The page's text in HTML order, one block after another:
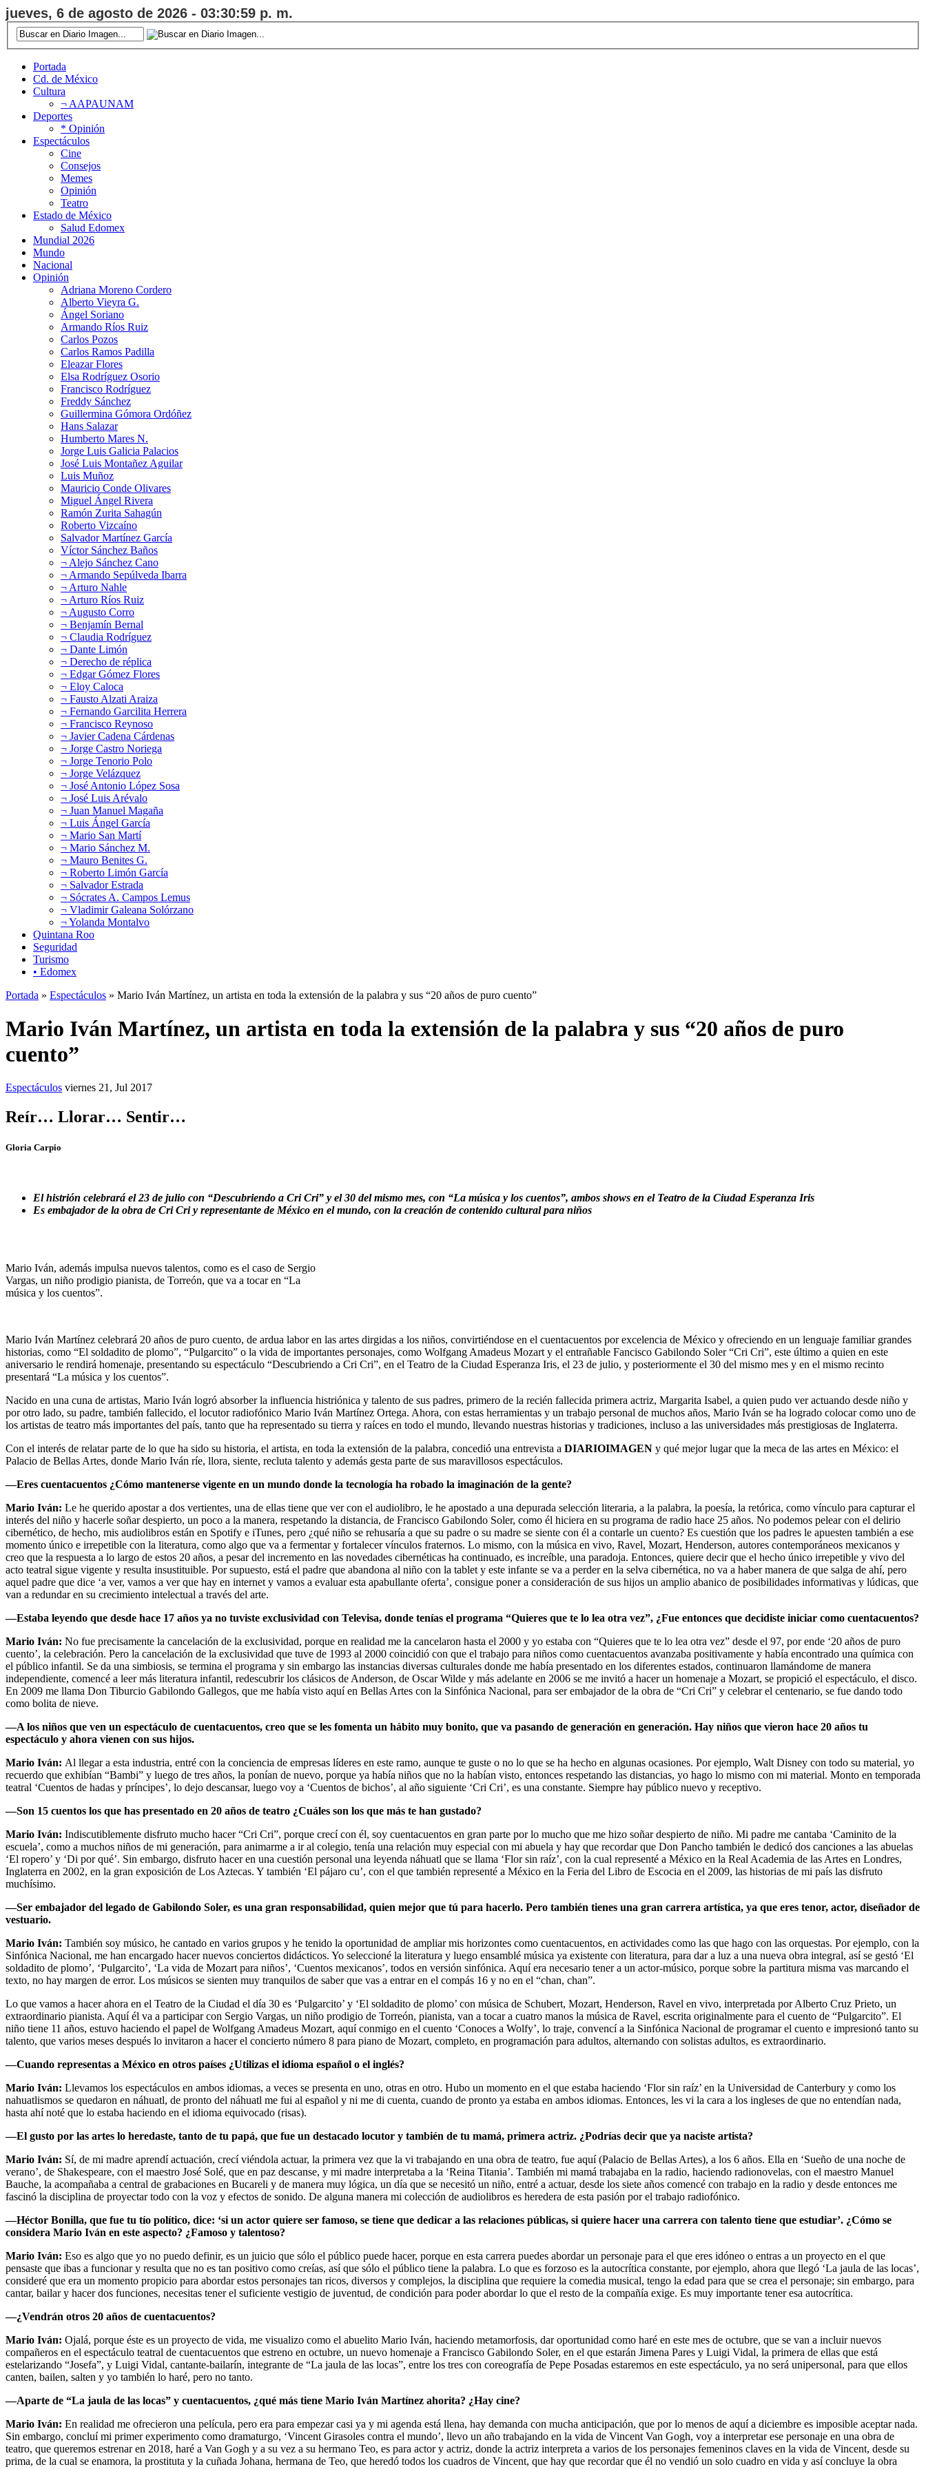
jueves, 6 de agosto de 2026 - 03:31:00 p. m.
Portada
Cd. de México
Cultura
¬ AAPAUNAM
Deportes
* Opinión
Espectáculos
Cine
Consejos
Memes
Opinión
Teatro
Estado de México
Salud Edomex
Mundial 2026
Mundo
Nacional
Opinión
Adriana Moreno Cordero
Alberto Vieyra G.
Ángel Soriano
Armando Ríos Ruiz
Carlos Pozos
Carlos Ramos Padilla
Eleazar Flores
Elsa Rodríguez Osorio
Francisco Rodríguez
Freddy Sánchez
Guillermina Gómora Ordóñez
Hans Salazar
Humberto Mares N.
Jorge Luis Galicia Palacios
José Luis Montañez Aguilar
Luis Muñoz
Mauricio Conde Olivares
Miguel Ángel Rivera
Ramón Zurita Sahagún
Roberto Vizcaíno
Salvador Martínez García
Víctor Sánchez Baños
¬ Alejo Sánchez Cano
¬ Armando Sepúlveda Ibarra
¬ Arturo Nahle
¬ Arturo Ríos Ruiz
¬ Augusto Corro
¬ Benjamín Bernal
¬ Claudia Rodríguez
¬ Dante Limón
¬ Derecho de réplica
¬ Edgar Gómez Flores
¬ Eloy Caloca
¬ Fausto Alzati Araiza
¬ Fernando Garcilita Herrera
¬ Francisco Reynoso
¬ Javier Cadena Cárdenas
¬ Jorge Castro Noriega
¬ Jorge Tenorio Polo
¬ Jorge Velázquez
¬ José Antonio López Sosa
¬ José Luis Arévalo
¬ Juan Manuel Magaña
¬ Luis Ángel García
¬ Mario San Martí
¬ Mario Sánchez M.
¬ Mauro Benites G.
¬ Roberto Limón García
¬ Salvador Estrada
¬ Sócrates A. Campos Lemus
¬ Vladimir Galeana Solórzano
¬ Yolanda Montalvo
Quintana Roo
Seguridad
Turismo
• Edomex
Portada » Espectáculos » Mario Iván Martínez, un artista en toda la extensión de la palabra y sus “20 años de puro cuento”
Mario Iván Martínez, un artista en toda la extensión de la palabra y sus “20 años de puro
cuento”
Espectáculos viernes 21, Jul 2017
Reír… Llorar… Sentir…
Gloria Carpio
El histrión celebrará el 23 de julio con “Descubriendo a Cri Cri” y el 30 del mismo mes, con “La música y los cuentos”, ambos shows en el Teatro de la Ciudad Esperanza Iris
Es embajador de la obra de Cri Cri y representante de México en el mundo, con la creación de contenido cultural para niños
Mario Iván, además impulsa nuevos talentos, como es el caso de Sergio
Vargas, un niño prodigio pianista, de Torreón, que va a tocar en “La
música y los cuentos”.
Mario Iván Martínez celebrará 20 años de puro cuento, de ardua labor en las artes dirgidas a los niños, convirtiéndose en el cuentacuentos por excelencia de México y ofreciendo en un lenguaje familiar grandes
historias, como “El soldadito de plomo”, “Pulgarcito” o la vida de importantes personajes, como Wolfgang Amadeus Mozart y el entrañable Fancisco Gabilondo Soler “Cri Cri”, este último a quien en este
aniversario le rendirá homenaje, presentando su espectáculo “Descubriendo a Cri Cri”, en el Teatro de la Ciudad Esperanza Iris, el 23 de julio, y posteriormente el 30 del mismo mes y en el mismo recinto
presentará “La música y los cuentos”.
Nacido en una cuna de artistas, Mario Iván logró absorber la influencia histriónica y talento de sus padres, primero de la recién fallecida primera actriz, Margarita Isabel, a quien pudo ver actuando desde niño y
por otro lado, su padre, también fallecido, el locutor radiofónico Mario Iván Martínez Ortega. Ahora, con estas herramientas y un trabajo personal de muchos años, Mario Iván se ha logrado colocar como uno de
los artistas de teatro más importantes del país, tanto que ha representado su tierra y raíces en todo el mundo, llevando nuestras historias y tradiciones, incluso a las universidades más prestigiosas de Inglaterra.
Con el interés de relatar parte de lo que ha sido su historia, el artista, en toda la extensión de la palabra, concedió una entrevista a DIARIOIMAGEN y qué mejor lugar que la meca de las artes en México: el
Palacio de Bellas Artes, donde Mario Iván ríe, llora, siente, recluta talento y además gesta parte de sus maravillosos espectáculos.
—Eres cuentacuentos ¿Cómo mantenerse vigente en un mundo donde la tecnología ha robado la imaginación de la gente?
Mario Iván: Le he querido apostar a dos vertientes, una de ellas tiene que ver con el audiolibro, le he apostado a una depurada selección literaria, a la palabra, la poesía, la retórica, como vínculo para capturar el
interés del niño y hacerle soñar despierto, un poco a la manera, respetando la distancia, de Francisco Gabilondo Soler, como él hiciera en su programa de radio hace 25 años. No podemos pelear con el delirio
cibernético, de hecho, mis audiolibros están en Spotify e iTunes, pero ¿qué niño se rehusaría a que su padre o su madre se siente con él a contarle un cuento? Es cuestión que los padres le apuesten también a ese
momento único e irrepetible con la literatura, como algo que va a fermentar y fortalecer vínculos fraternos. Lo mismo, con la música en vivo, Ravel, Mozart, Henderson, autores contemporáneos mexicanos y
creo que la respuesta a lo largo de estos 20 años, a pesar del incremento en las novedades cibernéticas ha continuado, es increíble, una paradoja. Entonces, quiere decir que el hecho único irrepetible y vivo del
acto teatral sigue vigente y resulta insustituible. Por supuesto, está el padre que abandona al niño con la tablet y este infante se va a perder en la selva cibernética, no va a haber manera de que salga de ahí, pero
aquel padre que dice ‘a ver, vamos a ver que hay en internet y vamos a evaluar esta apabullante oferta’, consigue poner a consideración de sus hijos un amplio abanico de posibilidades informativas y lúdicas, que
van a redundar en su crecimiento intelectual a través del arte.
—Estaba leyendo que desde hace 17 años ya no tuviste exclusividad con Televisa, donde tenías el programa “Quieres que te lo lea otra vez”, ¿Fue entonces que decidiste iniciar como cuentacuentos?
Mario Iván: No fue precisamente la cancelación de la exclusividad, porque en realidad me la cancelaron hasta el 2000 y yo estaba con “Quieres que te lo lea otra vez” desde el 97, por ende ‘20 años de puro
cuento’, la celebración. Pero la cancelación de la exclusividad que tuve de 1993 al 2000 coincidió con que el trabajo para niños como cuentacuentos avanzaba positivamente y había encontrado una química con
el público infantil. Se da una simbiosis, se termina el programa y sin embargo las instancias diversas culturales donde me había presentado en los diferentes estados, continuaron llamándome de manera
independiente, comencé a leer más literatura infantil, redescubrir los clásicos de Anderson, de Oscar Wilde y más adelante en 2006 se me invitó a hacer un homenaje a Mozart, se propició el espectáculo, el disco.
En 2009 me llama Don Tiburcio Gabilondo Gallegos, que me había visto aquí en Bellas Artes con la Sinfónica Nacional, para ser embajador de la obra de “Cri Cri” y celebrar el centenario, se fue dando todo
como bolita de nieve.
—A los niños que ven un espectáculo de cuentacuentos, creo que se les fomenta un hábito muy bonito, que va pasando de generación en generación. Hay niños que vieron hace 20 años tu
espectáculo y ahora vienen con sus hijos.
Mario Iván: Al llegar a esta industria, entré con la conciencia de empresas líderes en este ramo, aunque te guste o no lo que se ha hecho en algunas ocasiones. Por ejemplo, Walt Disney con todo su material, yo
recuerdo que exhibían “Bambi” y luego de tres años, la ponían de nuevo, porque ya había niños que no la habían visto, entonces respetando las distancias, yo hago lo mismo con mi material. Monto en temporada
teatral ‘Cuentos de hadas y príncipes’, lo dejo descansar, luego voy a ‘Cuentos de bichos’, al año siguiente ‘Cri Cri’, es una constante. Siempre hay público nuevo y receptivo.
—Son 15 cuentos los que has presentado en 20 años de teatro ¿Cuáles son los que más te han gustado?
Mario Iván: Indiscutiblemente disfruto mucho hacer “Cri Cri”, porque crecí con él, soy cuentacuentos en gran parte por lo mucho que me hizo soñar despierto de niño. Mi padre me cantaba ‘Caminito de la
escuela’, como a muchos niños de mi generación, para animarme a ir al colegio, tenía una relación muy especial con mi abuela y hay que recordar que Don Pancho también le dedicó dos canciones a las abuelas
‘El ropero’ y ‘Di por qué’. Sin embargo, disfruto hacer en una cuestión personal una leyenda náhuatl que se llama ‘Flor sin raíz’, con la cual representé a México en la Real Academia de las Artes en Londres,
Inglaterra en 2002, en la gran exposición de Los Aztecas. Y también ‘El pájaro cu’, con el que también representé a México en la Feria del Libro de Escocia en el 2009, las historias de mi país las disfruto
muchísimo.
—Ser embajador del legado de Gabilondo Soler, es una gran responsabilidad, quien mejor que tú para hacerlo. Pero también tienes una gran carrera artística, ya que eres tenor, actor, diseñador de
vestuario.
Mario Iván: También soy músico, he cantado en varios grupos y he tenido la oportunidad de ampliar mis horizontes como cuentacuentos, en actividades como las que hago con las orquestas. Por ejemplo, con la
Sinfónica Nacional, me han encargado hacer nuevos conciertos didácticos. Yo seleccioné la literatura y luego ensamblé música ya existente con literatura, para dar a luz a una nueva obra integral, así se gestó ‘El
soldadito de plomo’, ‘Pulgarcito’, ‘La vida de Mozart para niños’, ‘Cuentos mexicanos’, todos en versión sinfónica. Aquí era necesario tener a un actor-músico, porque sobre la partitura misma vas marcando el
texto, no hay margen de error. Los músicos se sienten muy tranquilos de saber que vas a entrar en el compás 16 y no en el “chan, chan”.
Lo que vamos a hacer ahora en el Teatro de la Ciudad el día 30 es ‘Pulgarcito’ y ‘El soldadito de plomo’ con música de Schubert, Mozart, Henderson, Ravel en vivo, interpretada por Alberto Cruz Prieto, un
extraordinario pianista. Aquí él va a participar con Sergio Vargas, un niño prodigio de Torreón, pianista, van a tocar a cuatro manos la música de Ravel, escrita originalmente para el cuento de “Pulgarcito”. El
niño tiene 11 años, estuvo haciendo el papel de Wolfgang Amadeus Mozart, aquí conmigo en el cuento ‘Conoces a Wolfy’, lo traje, convencí a la Sinfónica Nacional de programar el cuento e impresionó tanto su
talento, que varios meses después lo invitaron a hacer el concierto número 8 para piano de Mozart, completo, en programación para adultos, alternando con solistas adultos, es extraordinario.
—Cuando representas a México en otros países ¿Utilizas el idioma español o el inglés?
Mario Iván: Llevamos los espectáculos en ambos idiomas, a veces se presenta en uno, otras en otro. Hubo un momento en el que estaba haciendo ‘Flor sin raíz’ en la Universidad de Canterbury y como los
nahuatlismos se quedaron en náhuatl, de pronto del náhuatl me fui al español y ni me di cuenta, cuando de pronto ya estaba en ambos idiomas. Entonces, les vi la cara a los ingleses de que no entendían nada,
hasta ahí noté que lo estaba haciendo en el idioma equivocado (risas).
—El gusto por las artes lo heredaste, tanto de tu papá, que fue un destacado locutor y también de tu mamá, primera actriz. ¿Podrías decir que ya naciste artista?
Mario Iván: Sí, de mi madre aprendí actuación, crecí viéndola actuar, la primera vez que la vi trabajando en una obra de teatro, fue aquí (Palacio de Bellas Artes), a los 6 años. Ella en ‘Sueño de una noche de
verano’, de Shakespeare, con el maestro José Solé, que en paz descanse, y mi madre interpretaba a la ‘Reina Titania’. También mi mamá trabajaba en la radio, haciendo radionovelas, con el maestro Manuel
Bauche, la acompañaba a central de grabaciones en Bucareli y de manera muy lógica, un día que se necesitó un niño, entré a actuar, desde los siete años comencé con trabajo en la radio y desde entonces me
fascinó la disciplina de proyectar todo con la voz y efectos de sonido. De alguna manera mi colección de audiolibros es heredera de esta pasión por el trabajo radiofónico.
—Héctor Bonilla, que fue tu tío político, dice: ‘si un actor quiere ser famoso, se tiene que dedicar a las relaciones públicas, si quiere hacer una carrera con talento tiene que estudiar’. ¿Cómo se
considera Mario Iván en este aspecto? ¿Famoso y talentoso?
Mario Iván: Eso es algo que yo no puedo definir, es un juicio que sólo el público puede hacer, porque en esta carrera puedes abordar un personaje para el que eres idóneo o entras a un proyecto en el que
pensaste que ibas a funcionar y resulta que no es tan positivo como creías, así que sólo el público tiene la palabra. Lo que es forzoso es la autocrítica constante, por ejemplo, ahora que llegó ‘La jaula de las locas’,
consideré que era un momento propicio para abordar estos personajes tan ricos, diversos y complejos, la disciplina que requiere la comedia musical, tengo la edad para que se crea el personaje; sin embargo, para
cantar, bailar y hacer dos funciones, necesitas tener el suficiente vestigio de juventud, de condición para poder abordar lo que el resto de la compañía exige. Es muy importante tener esa autocrítica.
—¿Vendrán otros 20 años de cuentacuentos?
Mario Iván: Ojalá, porque éste es un proyecto de vida, me visualizo como el abuelito Mario Iván, haciendo metamorfosis, dar oportunidad como haré en este mes de octubre, que se van a incluir nuevos
compañeros en el espectáculo teatral de cuentacuentos que estreno en octubre, un nuevo homenaje a Francisco Gabilondo Soler, en el que estarán Jimena Pares y Luigi Vidal, la primera de ellas que está
estelarizando “Josefa”, y Luigi Vidal, cantante-bailarín, integrante de “La jaula de las locas”, entre los tres con coreografía de Pepe Posadas estaremos en este espectáculo, ya no será unipersonal, para que ellos
canten, bailen, salten y yo también lo haré, pero no tanto.
—Aparte de “La jaula de las locas” y cuentacuentos, ¿qué más tiene Mario Iván Martínez ahorita? ¿Hay cine?
Mario Iván: En realidad me ofrecieron una película, pero era para empezar casi ya y mi agenda está llena, hay demanda con mucha anticipación, que por lo menos de aquí a diciembre es imposible aceptar nada.
Sin embargo, concluí mi primer experimento como dramaturgo, ‘Vincent Girasoles contra el mundo’, llevo un año trabajando en la vida de Vincent Van Gogh, voy a interpretar ese personaje en una obra de
teatro, que queremos estrenar en 2018, haré a Van Gogh y a su vez a su hermano Teo, es para actor y actriz, donde la actriz interpreta a varios de los personajes femeninos claves en la vida de Vincent, desde su
prima, de la cual se enamora, la prostituta y la cuñada Johana, hermana de Teo, que heredó todos los cuadros de Vincent, que hay que recordar que él no vendió un solo cuadro en vida y así concluye la obra